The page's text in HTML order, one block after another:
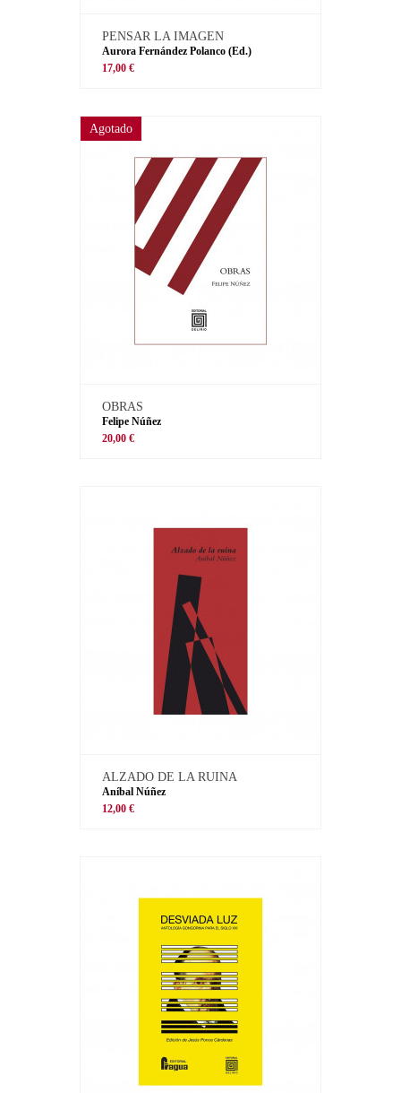
PENSAR LA IMAGEN
Aurora Fernández Polanco (Ed.)
17,00 €
Agotado
OBRAS
Felipe Núñez
20,00 €
ALZADO DE LA RUINA
Aníbal Núñez
12,00 €